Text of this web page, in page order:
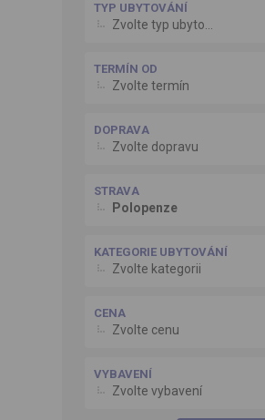
TYP UBYTOVÁNÍ
Zvolte typ ubytování
TERMÍN OD
Zvolte termín
DOPRAVA
Zvolte dopravu
STRAVA
Polopenze
KATEGORIE UBYTOVÁNÍ
Zvolte kategorii
CENA
Zvolte cenu
VYBAVENÍ
Zvolte vybavení